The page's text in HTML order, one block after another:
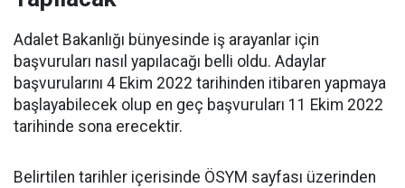
Adalet Bakanlığı bünyesinde iş arayanlar için
başvuruları nasıl yapılacağı belli oldu. Adaylar
başvurularını 4 Ekim 2022 tarihinden itibaren yapmaya
başlayabilecek olup en geç başvuruları 11 Ekim 2022
tarihinde sona erecektir.
Belirtilen tarihler içerisinde ÖSYM sayfası üzerinden